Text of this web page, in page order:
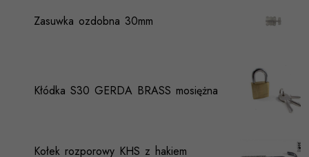
Zasuwka ozdobna 30mm
Kłódka S30 GERDA BRASS mosiężna
Kołek rozporowy KHS z hakiem